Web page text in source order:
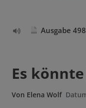
Ausgabe 498
Es
Von Elena Wolf